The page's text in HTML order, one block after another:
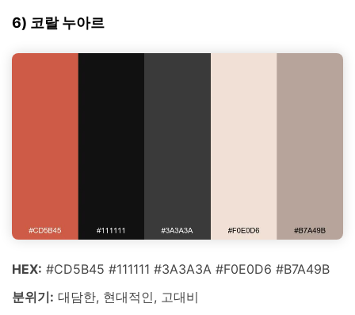
6) 코랄 누아르
HEX: #CD5B45 #111111 #3A3A3A #F0E0D6 #B7A49B
분위기: 대담한, 현대적인, 고대비